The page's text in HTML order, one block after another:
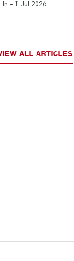
In - 11 Jul 2026
ALL ARTICLES